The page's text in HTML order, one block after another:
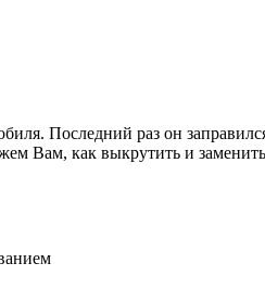
Последний раз он
Вам, как выкрутить и